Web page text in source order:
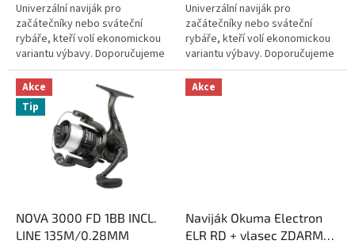
Univerzální naviják pro
začátečníky nebo sváteční
rybáře, kteří volí ekonomickou
variantu výbavy. Doporučujeme
jako naviják pro děti. Tato
velikost (40) je vhodná na...
Univerzální naviják pro
začátečníky nebo sváteční
rybáře, kteří volí ekonomickou
variantu výbavy. Doporučujeme
jako naviják pro děti. Tato
velikost (40) je vhodná na...
Akce
Tip
NOVA 3000 FD 1BB INCL.
LINE 135M/0.28MM
Akce
Naviják Okuma Electron
ELR RD + vlasec ZDARMA